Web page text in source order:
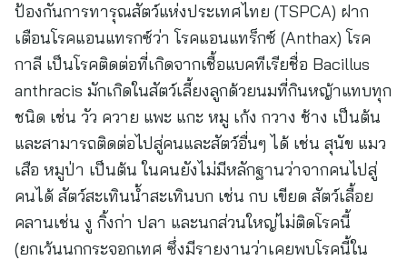
ป้องกันการทารุณสัตว์แห่งประเทศไทย (TSPCA) ฝาก
เตือนโรคแอนแทรกซ์ว่า โรคแอนแทร็กซ์ (Anthax) โรค
กาลี เป็นโรคติดต่อที่เกิดจากเชื้อแบคทีเรียชื่อ Bacillus
anthracis มักเกิดในสัตว์เลี้ยงลูกด้วยนมที่กินหญ้าแทบทุก
ชนิด เช่น วัว ควาย แพะ แกะ หมู เก้ง กวาง ช้าง เป็นต้น
และสามารถติดต่อไปสู่คนและสัตว์อื่นๆ ได้ เช่น สุนัข แมว
เสือ หมูป่า เป็นต้น ในคนยังไม่มีหลักฐานว่าจากคนไปสู่
คนได้ สัตว์สะเทินน้ำสะเทินบก เช่น กบ เขียด สัตว์เลื้อย
คลานเช่น งู กิ้งก่า ปลา และนกส่วนใหญ่ไม่ติดโรคนี้
(ยกเว้นนกกระจอกเทศ ซึ่งมีรายงานว่าเคยพบโรคนี้ใน